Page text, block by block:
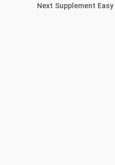
Next Supplement